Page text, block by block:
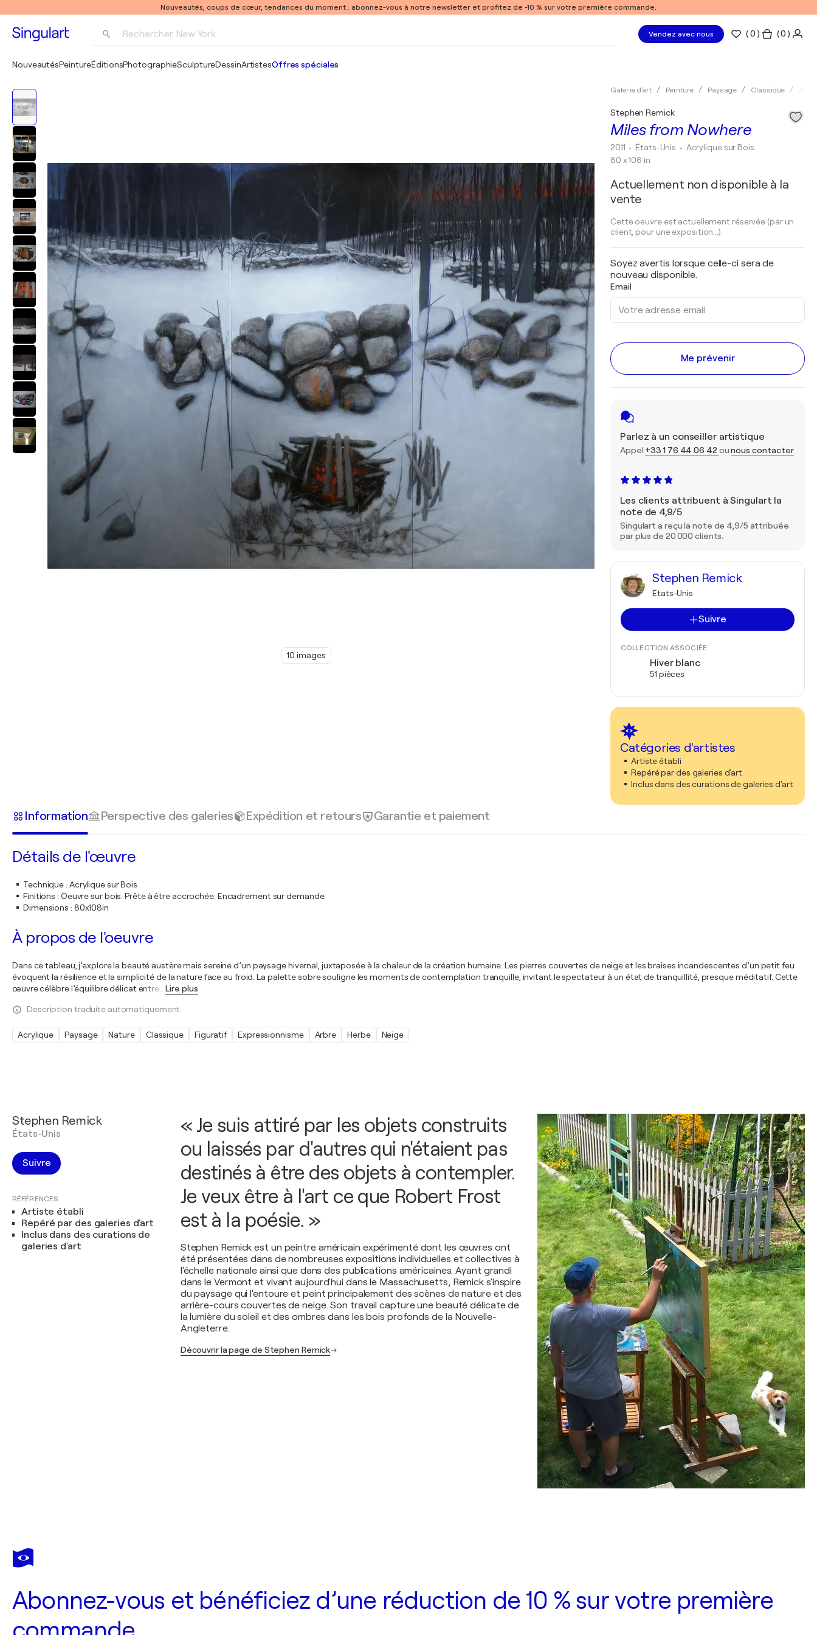
Nouveautés, coups de cœur, tendances du moment : abonnez-vous à notre newsletter et profitez de -10 % sur votre première commande.
Rechercher New York Vendez avec nous (0 ) ( 0 )
NouveautésPeintureÉditionsPhotographieSculptureDessinArtistesOffres spéciales
10 images
Galerie d'art Peinture Paysage Classique
Miles from Nowhere
Stephen Remick
2011 • États-Unis • Acrylique sur Bois
80 x 108 in
Actuellement non disponible à la
vente
Cette oeuvre est actuellement réservée (par un
client, pour une exposition...).
Soyez avertis lorsque celle-ci sera de
nouveau disponible.
Email
Me prévenir
Parlez à un conseiller artistique
Appel +33 1 76 44 06 42 ounous contacter
Les clients attribuent à Singulart la
note de 4,9/5
Singulart a reçu la note de 4,9/5 attribuée
par plus de 20 000 clients.
Stephen Remick
États-Unis
Suivre
COLLECTION ASSOCIÉE
Hiver blanc
51 pièces
Catégories d'artistes
Artiste établi
Repéré par des galeries d'art
Inclus dans des curations de galeries d'art
Information Perspective des galeries Expédition et retours Garantie et paiement
Détails de l'œuvre
Technique: Acrylique sur Bois
Finitions : Oeuvre sur bois. Prête à être accrochée. Encadrement sur demande.
Dimensions : 80x108in
À propos de l'oeuvre
Dans ce tableau, j’explore la beauté austère mais sereine d’un paysage hivernal, juxtaposée à la chaleur de la création humaine. Les pierres couvertes de neige et les braises incandescentes d’un petit feu
évoquent la résilience et la simplicité de la nature face au froid. La palette sobre souligne les moments de contemplation tranquille, invitant le spectateur à un état de tranquillité, presque méditatif. Cette
œuvre célèbre l’équilibre délicat entre
Lire plus
Description traduite automatiquement.
Acrylique Paysage Nature Classique Figuratif Expressionnisme Arbre Herbe Neige
Stephen Remick
États-Unis
Suivre
RÉFÉRENCES
Artiste établi
Repéré par des galeries d'art
Inclus dans des curations de
galeries d'art
« Je suis attiré par les objets construits
ou laissés par d'autres qui n'étaient pas
destinés à être des objets à contempler.
Je veux être à l'art ce que Robert Frost
est à la poésie. »
Stephen Remick est un peintre américain expérimenté dont les œuvres ont
été présentées dans de nombreuses expositions individuelles et collectives à
l'échelle nationale ainsi que dans des publications américaines. Ayant grandi
dans le Vermont et vivant aujourd'hui dans le Massachusetts, Remick s'inspire
du paysage qui l'entoure et peint principalement des scènes de nature et des
arrière-cours couvertes de neige. Son travail capture une beauté délicate de
la lumière du soleil et des ombres dans les bois profonds de la Nouvelle-
Angleterre.
Découvrir la page de Stephen Remick
Abonnez-vous et bénéficiez d’une réduction de 10 % sur votre première